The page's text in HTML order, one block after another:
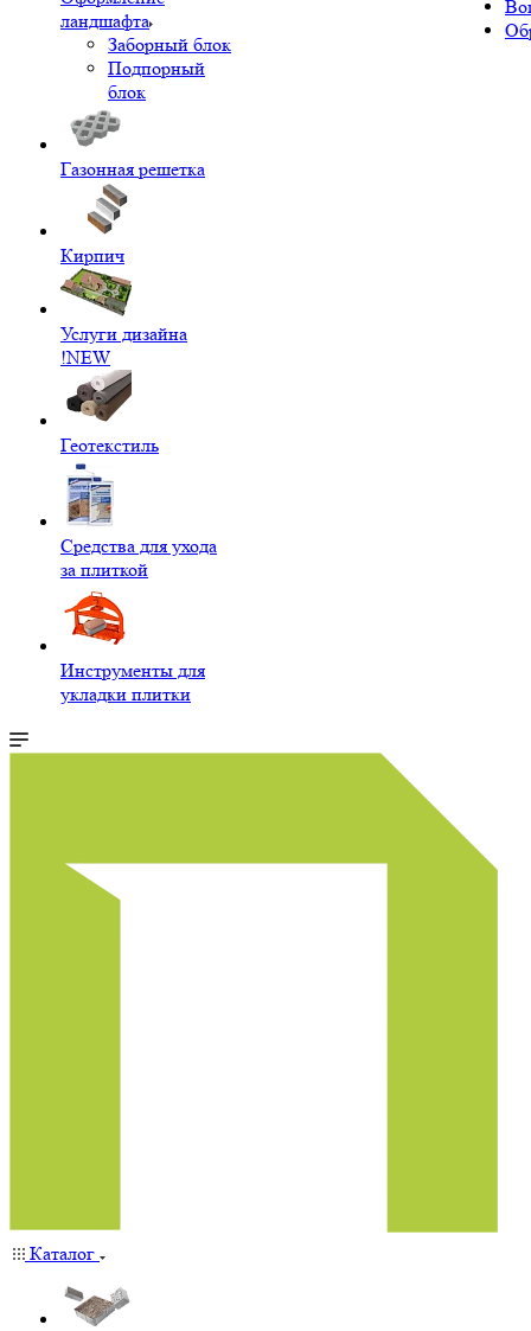
ландшафта
Заборный блок
Подпорный
блок
Газонная решетка
Кирпич
Услуги дизайна
!NEW
Геотекстиль
Средства для ухода
за плиткой
Инструменты для
укладки плитки
Каталог